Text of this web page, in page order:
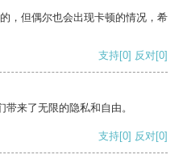
，但偶尔也会出现卡顿的情况，希
支持[0] 反对[0]
来了无限的隐私和自由。
支持[0] 反对[0]